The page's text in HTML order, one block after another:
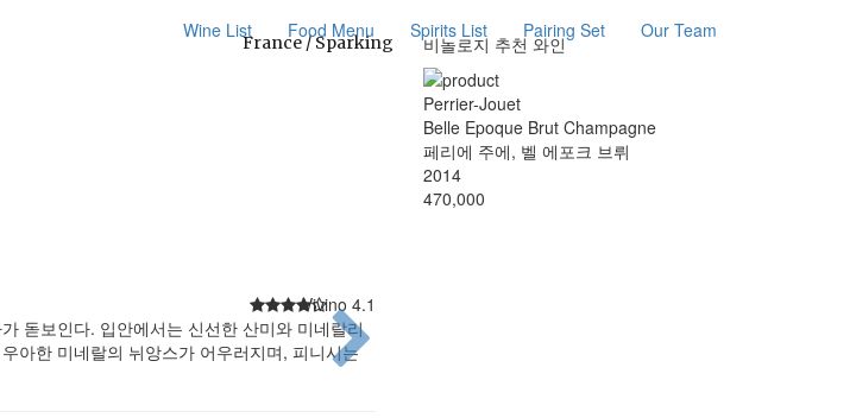
Wine List Food Menu Spirits List Pairing Set Our Team
France / Sparking
Vivino 4.1
돋보인다. 입안에서는 신선한 산미와 미네랄리
아한 미네랄의 뉘앙스가 어우러지며, 피니시는
비놀로지 추천 와인
Perrier-Jouet
Belle Epoque Brut Champagne
페리에 주에, 벨 에포크 브뤼
2014
470,000